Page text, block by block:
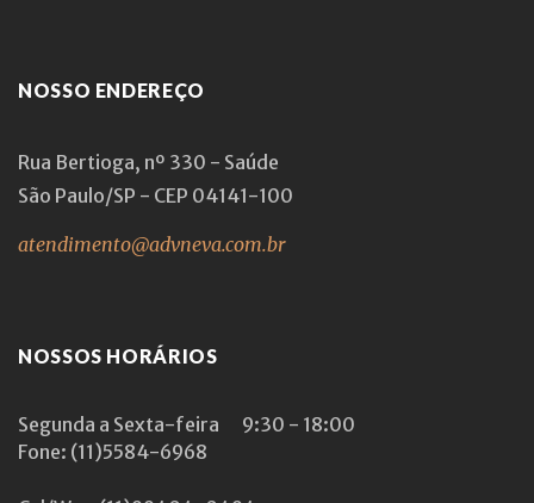
NOSSO ENDEREÇO
Rua Bertioga, nº 330 - Saúde
São Paulo/SP - CEP 04141-100
atendimento@advneva.com.br
NOSSOS HORÁRIOS
Segunda a Sexta-feira
9:30 - 18:00
Fone: (11)5584-6968